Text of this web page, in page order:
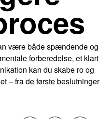
være både spændende og
forberedelse, et klart
kan du skabe ro og
– fra de første beslutninger